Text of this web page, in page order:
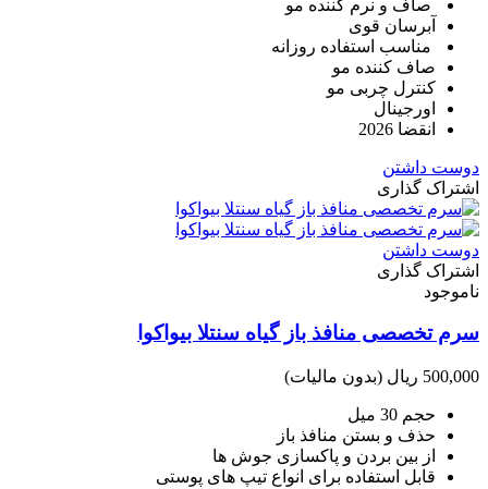
صاف و نرم کننده مو
آبرسان قوی
مناسب استفاده روزانه
صاف کننده مو
کنترل چربی مو
اورجینال
انقضا 2026
دوست داشتن
اشتراک گذاری
دوست داشتن
اشتراک گذاری
ناموجود
سرم تخصصی منافذ باز گیاه سنتلا بیواکوا
500,000 ریال (بدون مالیات)
حجم 30 میل
حذف و بستن منافذ باز
از بین بردن و پاکسازی جوش ها
قابل استفاده برای انواع تیپ های پوستی